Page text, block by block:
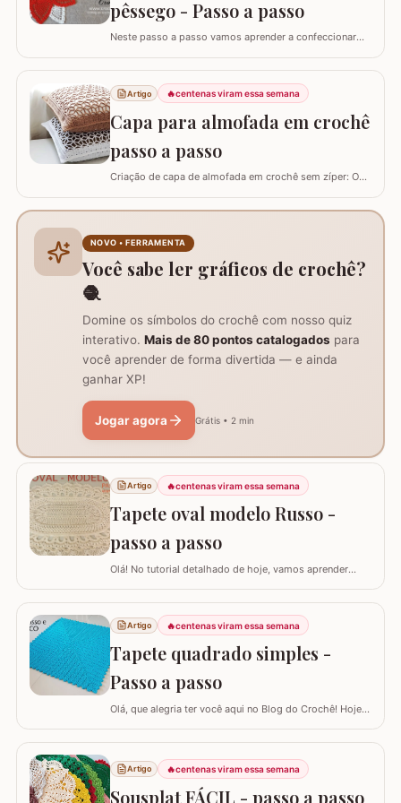
pêssego - Passo a passo
Neste passo a passo vamos aprender a confeccionar
utilizar esta flor sem relevo para que não atrapalhe se
precisar colocar algo em cima. Para este trabalho
utilizei os fios Duna da Círculo S.A. Você pode utilizar os
fios Barroco maxcolor, Barroco…
Artigo 🔥centenas viram essa semana
Capa para almofada em crochê
passo a passo
Criação de capa de almofada em crochê sem zíper: O
prática para lavar e versátil, usando crochê com fio de
Materiais necessários para o projeto: São
imprescindíveis fio de algodão nº6, agulha de…
NOVO • FERRAMENTA
Você sabe ler gráficos de crochê?
🧶
Domine os símbolos do crochê com nosso quiz
interativo. Mais de 80 pontos catalogados para
você aprender de forma divertida — e ainda
ganhar XP!
Jogar agora Grátis • 2 min
Artigo 🔥centenas viram essa semana
Tapete oval modelo Russo -
passo a passo
Olá! No tutorial detalhado de hoje, vamos aprender
RUSSO. Recentemente, postamos aqui no blog a versão
redonda deste modelo, e você pode conferir clicando
AQUI. Este é um trabalho clássico que combina com
vários ambientes e é uma excelente…
Artigo 🔥centenas viram essa semana
Tapete quadrado simples -
Passo a passo
Olá, que alegria ter você aqui no Blog do Crochê! Hoje
juntos o TAPETE QUADRADO SIMPLES. Este é um
modelo clássico, super fácil de executar e muito
versátil, pois permite que você adapte o tamanho
conforme a sua necessidade, garantindo que o…
Artigo 🔥centenas viram essa semana
Sousplat FÁCIL - passo a passo